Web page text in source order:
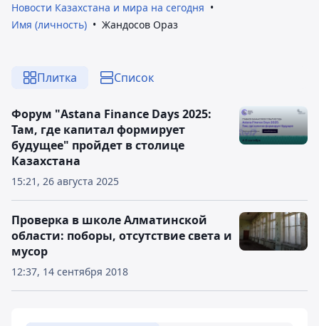
Новости Казахстана и мира на сегодня
Имя (личность)
Жандосов Ораз
Плитка Список
15:21, 26 августа 2025
Форум "Astana Finance Days 2025:
Там, где капитал формирует
будущее" пройдет в столице
Казахстана
12:37, 14 сентября 2018
Проверка в школе Алматинской
области: поборы, отсутствие света и
мусор